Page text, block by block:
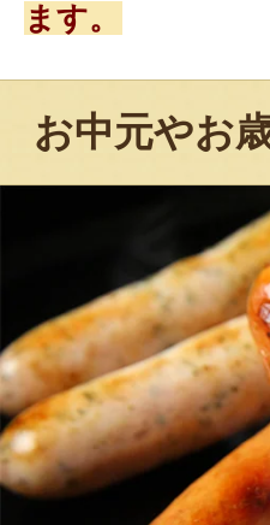
ます。
お中元やお